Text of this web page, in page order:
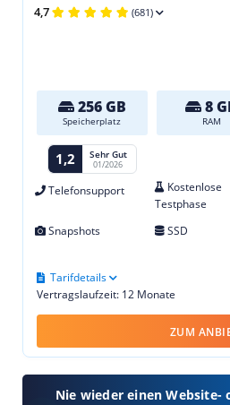
4,7 (681)
256 GB
Speicherplatz
8
RAM
1,2 Sehr Gut
01/2026
Telefonsupport
Kostenlose
Testphase
Snapshots SSD
Vertragslaufzeit: 12 Monate
Tarifdetails
ZUM
Nie wieder einen Website-